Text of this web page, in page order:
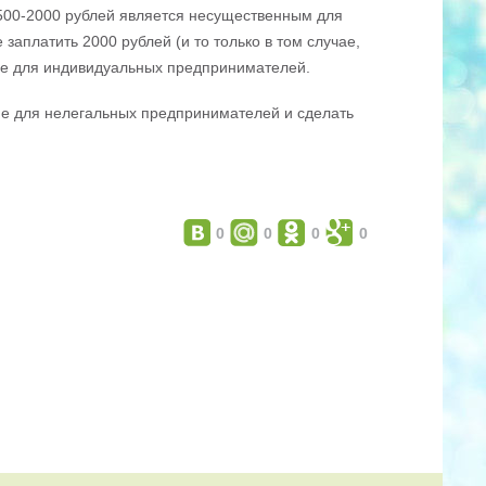
2000 рублей является несущественным для
2000 рублей (и то только в том случае,
для индивидуальных предпринимателей.
для нелегальных предпринимателей и сделать
0 0 0 0